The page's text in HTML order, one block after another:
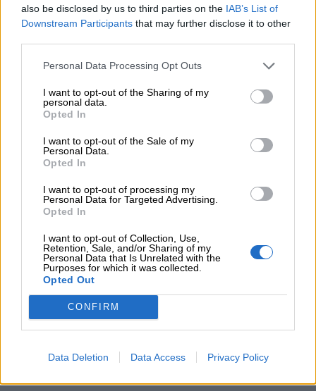
also be disclosed by us to third parties on the IAB’s List of
Downstream Participants that may further disclose it to other
Personal Data Processing Opt Outs
I want to opt-out of the Sharing of my
personal data.
Opted In
I want to opt-out of the Sale of my
Personal Data.
Opted In
I want to opt-out of processing my
Personal Data for Targeted Advertising.
Opted In
I want to opt-out of Collection, Use,
Retention, Sale, and/or Sharing of my
Personal Data that Is Unrelated with the
Purposes for which it was collected.
Opted Out
CONFIRM
Data Deletion Data Access Privacy Policy
06.08.2026 - 11:37
ζητούν οι έμποροι από την Κυβέρνηση
Ευρώπη: Μπορεί η κλιματική αλλαγή να οδηγήσει σε
ενεργειακή κρίση;
06.08.2026 - 09:15
Στέλιος Λιανός – INTERAMERICAN / Αθηναϊκή Γενική Κλινική
06.08.2026 - 08:40
Η γαλλική «ψήφος» στο «καλώδιο» και τα συμφέροντα, οι
ελληνικές τράπεζες «πρωταθλήτριες» στα δάνεια, νέο deal
05.08.2026 - 13:37
Randy Schekman, Νομπελίστας Ιατρικής: «Σε πέντε χρόνια
μπορεί να έχουμε θεραπεία που αναστέλλει την εξέλιξη του
Πάρκινσον»
Ε.Ε και παράνομη μετανάστευση: προτάσεις και δράσεις με